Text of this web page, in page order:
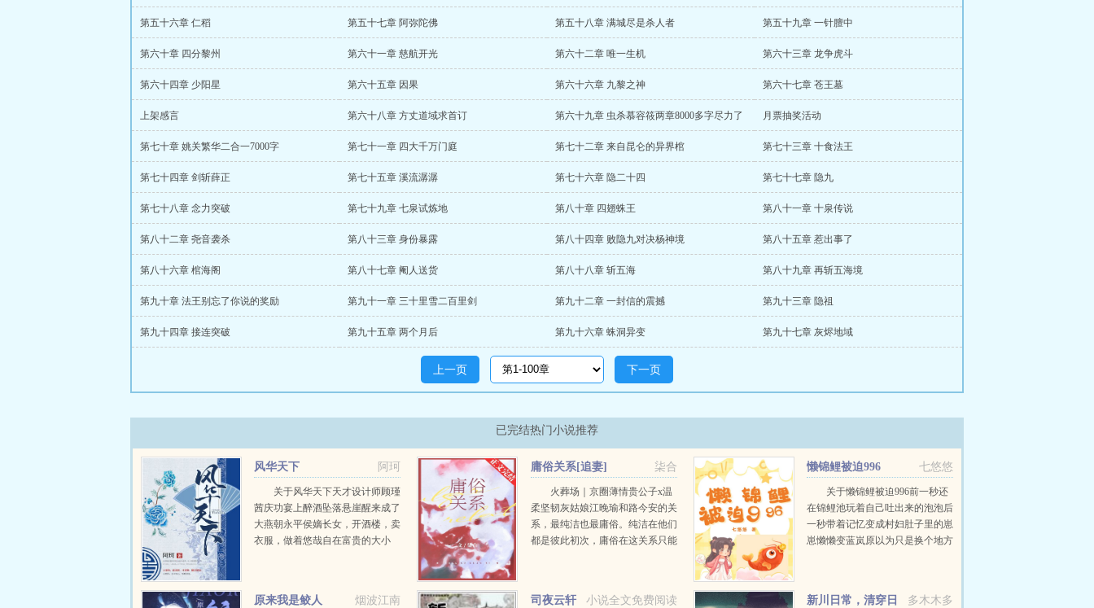
第五十六章 仁稻 第五十七章 阿弥陀佛 第五十八章 满城尽是杀人者 第五十九章 一针膻中
第六十章 四分黎州 第六十一章 慈航开光 第六十二章 唯一生机 第六十三章 龙争虎斗
第六十四章 少阳星 第六十五章 因果 第六十六章 九黎之神 第六十七章 苍王墓
上架感言 第六十八章 方丈道域求首订 第六十九章 虫杀慕容筱两章8000多字尽力了 月票抽奖活动
第七十章 姚关繁华二合一7000字 第七十一章 四大千万门庭 第七十二章 来自昆仑的异界棺 第七十三章 十食法王
第七十四章 剑斩薛正 第七十五章 溪流潺潺 第七十六章 隐二十四 第七十七章 隐九
第七十八章 念力突破 第七十九章 七泉试炼地 第八十章 四翅蛛王 第八十一章 十泉传说
第八十二章 尧音袭杀 第八十三章 身份暴露 第八十四章 败隐九对决杨神境 第八十五章 惹出事了
第八十六章 棺海阁 第八十七章 阉人送货 第八十八章 斩五海 第八十九章 再斩五海境
第九十章 法王别忘了你说的奖励 第九十一章 三十里雪二百里剑 第九十二章 一封信的震撼 第九十三章 隐祖
第九十四章 接连突破 第九十五章 两个月后 第九十六章 蛛洞异变 第九十七章 灰烬地域
上一页 下一页
已完结热门小说推荐
阿珂
风华天下
关于风华天下天才设计师顾瑾
茜庆功宴上醉酒坠落悬崖醒来成了
大燕朝永平侯嫡长女，开酒楼，卖
衣服，做着悠哉自在富贵的大小
情，她才发现皇上竟是她曾经救...
柒合
庸俗关系[追妻]
火葬场｜京圈薄情贵公子x温
柔坚韧灰姑娘江晚瑜和路今安的关
系，最纯洁也最庸俗。纯洁在他们
都是彼此初次，庸俗在这关系只能
七悠悠
懒锦鲤被迫996
关于懒锦鲤被迫996前一秒还
在锦鲤池玩着自己吐出来的泡泡后
一秒带着记忆变成村妇肚子里的崽
崽懒懒变蓝岚原以为只是换个地方
活懒懒吗？事实证明，还...
烟波江南
原来我是鲛人 小说全文免费阅读
司夜云轩 多木木多
新川日常，清穿日